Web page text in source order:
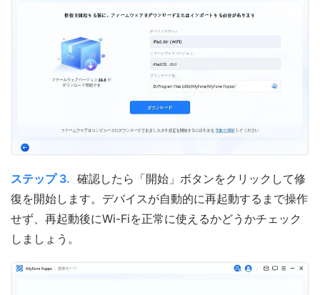
ステップ 3. 確認したら「開始」ボタンをクリックして修
復を開始します。デバイスが自動的に再起動するまで操作
せず、再起動後にWi-Fiを正常に使えるかどうかチェック
しましょう。